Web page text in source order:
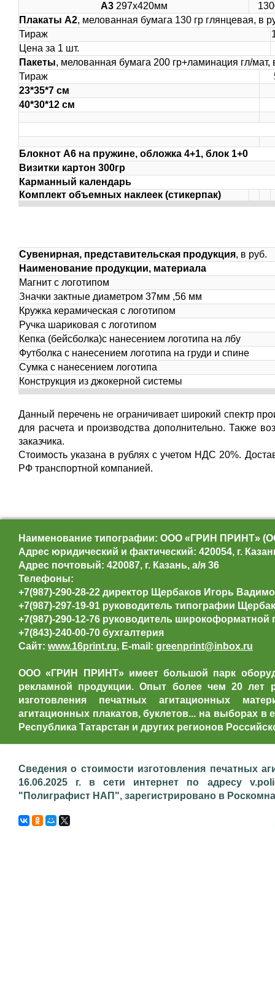
А3297х420мм
Плакаты А2, мелованная бумага 130 гр глянцевая, в
Тираж
Цена за 1 шт.
Пакеты, мелованная бумага 200 гр+ламинация гл/мат,
Тираж
23*35*7 см
40*30*12 см
Блокнот А6 на пружине, обложка 4+1, блок 1+0
Визитки картон 300гр
Карманный календарь
Комплект объемных наклеек (стикерпак)
Сувенирная, представительская продукция, в руб.
Наименование продукции, материала
Магнит с логотипом
Значки зактные диаметром 37мм ,56 мм
Кружка керамическая с логотипом
Ручка шариковая с логотипом
Кепка (бейсболка)с нанесением логотипа на лбу
Футболка с нанесением логотипа на груди и спине
Сумка с нанесением логотипа
Конструкция из джокерной системы
Данный перечень не ограничивает широкий спектр
для расчета и производства дополнительно. Также
заказчика.
Стоимость указана в рублях с учетом НДС 20%.
РФ транспортной компанией.
Наименование типографии: ООО «ГРИН ПРИНТ»
Адрес юридический и фактический: 420054, г.
Адрес почтовый: 420087, г. Казань, а/я 36
Телефоны:
+7(987)-290-28-22 директор Щербаков Игорь
+7(987)-297-19-91 руководитель типографии
+7(987)-290-12-76 руководитель широкоформатной
+7(843)-240-00-70 бухгалтерия
Сайт: www.16print.ru, E-mail: greenprint@inbox.ru
ООО «ГРИН ПРИНТ» имеет большой парк
рекламной продукции. Опыт более чем 20 лет
изготовления печатных агитационных
агитационных плакатов, буклетов... на выборах в
Республика Татарстан и других регионов
Сведения о стоимости изготовления печатных
16.06.2025 г. в сети интернет по адресу
"Полиграфист НАП", зарегистрировано в